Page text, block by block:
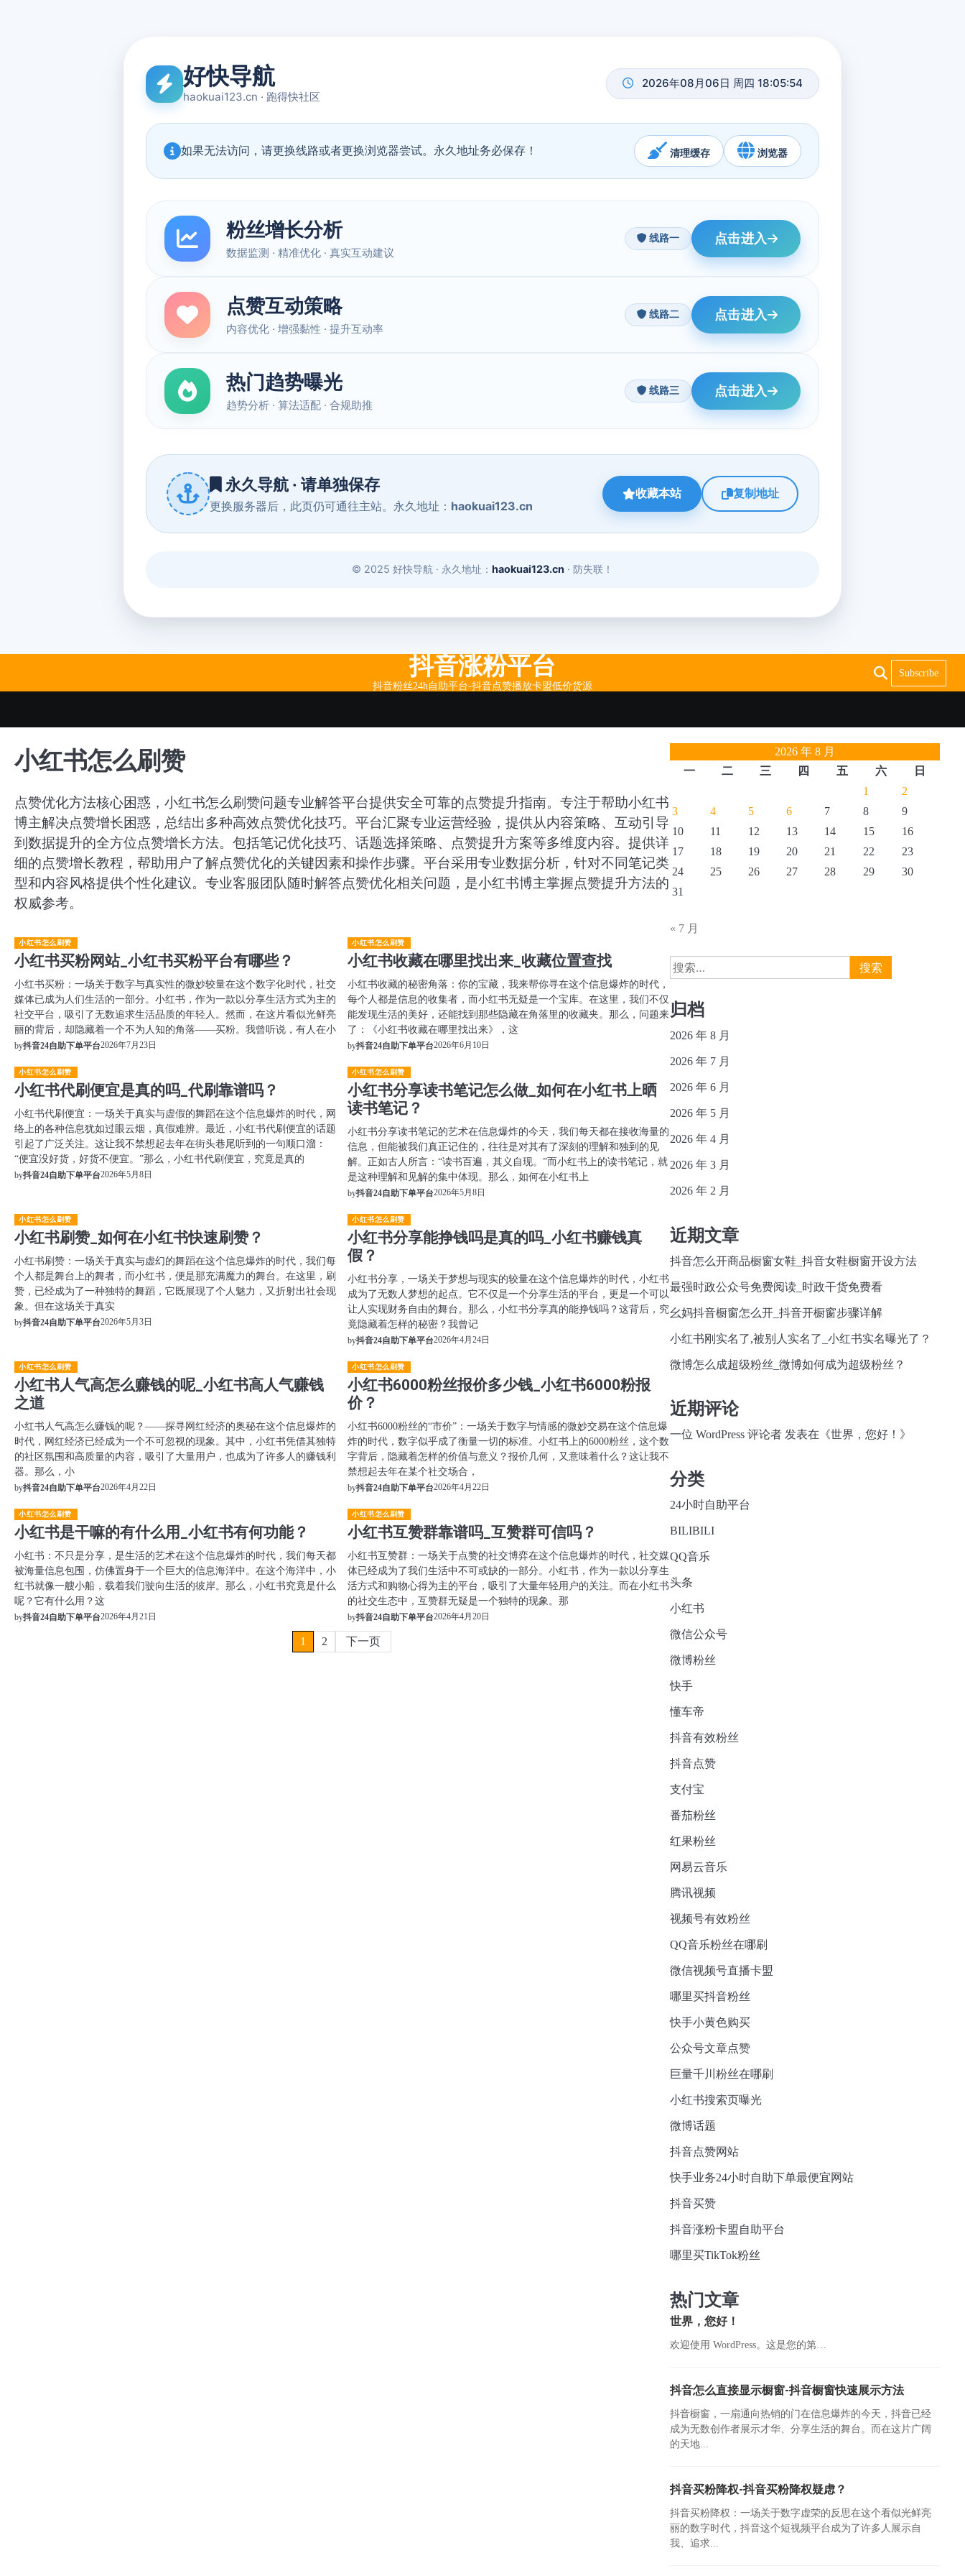
抖音涨粉平台
抖音粉丝24h自助平台-抖音点赞播放卡盟低价货源
Subscribe
小红书怎么刷赞
点赞优化方法核心困惑，小红书怎么刷赞问题专业解答平台提供安全可靠的点赞提升指南。专注于帮助小红书
博主解决点赞增长困惑，总结出多种高效点赞优化技巧。平台汇聚专业运营经验，提供从内容策略、互动引导
到数据提升的全方位点赞增长方法。包括笔记优化技巧、话题选择策略、点赞提升方案等多维度内容。提供详
细的点赞增长教程，帮助用户了解点赞优化的关键因素和操作步骤。平台采用专业数据分析，针对不同笔记类
型和内容风格提供个性化建议。专业客服团队随时解答点赞优化相关问题，是小红书博主掌握点赞提升方法的
权威参考。
小红书怎么刷赞
小红书买粉网站_小红书买粉平台有哪些？
小红书买粉：一场关于数字与真实性的微妙较量在这个数字化时代，社交
媒体已成为人们生活的一部分。小红书，作为一款以分享生活方式为主的
社交平台，吸引了无数追求生活品质的年轻人。然而，在这片看似光鲜亮
丽的背后，却隐藏着一个不为人知的角落——买粉。我曾听说，有人在小
by抖音24自助下单平台2026年7月23日
小红书怎么刷赞
小红书收藏在哪里找出来_收藏位置查找
小红书收藏的秘密角落：你的宝藏，我来帮你寻在这个信息爆炸的时代，
每个人都是信息的收集者，而小红书无疑是一个宝库。在这里，我们不仅
能发现生活的美好，还能找到那些隐藏在角落里的收藏夹。那么，问题来
了：《小红书收藏在哪里找出来》，这
by抖音24自助下单平台2026年6月10日
小红书怎么刷赞
小红书代刷便宜是真的吗_代刷靠谱吗？
小红书代刷便宜：一场关于真实与虚假的舞蹈在这个信息爆炸的时代，网
络上的各种信息犹如过眼云烟，真假难辨。最近，小红书代刷便宜的话题
引起了广泛关注。这让我不禁想起去年在街头巷尾听到的一句顺口溜：
“便宜没好货，好货不便宜。”那么，小红书代刷便宜，究竟是真的
by抖音24自助下单平台2026年5月8日
小红书怎么刷赞
小红书分享读书笔记怎么做_如何在小红书上晒
读书笔记？
小红书分享读书笔记的艺术在信息爆炸的今天，我们每天都在接收海量的
信息，但能被我们真正记住的，往往是对其有了深刻的理解和独到的见
解。正如古人所言：“读书百遍，其义自现。”而小红书上的读书笔记，就
是这种理解和见解的集中体现。那么，如何在小红书上
by抖音24自助下单平台2026年5月8日
小红书怎么刷赞
小红书刷赞_如何在小红书快速刷赞？
小红书刷赞：一场关于真实与虚幻的舞蹈在这个信息爆炸的时代，我们每
个人都是舞台上的舞者，而小红书，便是那充满魔力的舞台。在这里，刷
赞，已经成为了一种独特的舞蹈，它既展现了个人魅力，又折射出社会现
象。但在这场关于真实
by抖音24自助下单平台2026年5月3日
小红书怎么刷赞
小红书分享能挣钱吗是真的吗_小红书赚钱真
假？
小红书分享，一场关于梦想与现实的较量在这个信息爆炸的时代，小红书
成为了无数人梦想的起点。它不仅是一个分享生活的平台，更是一个可以
让人实现财务自由的舞台。那么，小红书分享真的能挣钱吗？这背后，究
竟隐藏着怎样的秘密？我曾记
by抖音24自助下单平台2026年4月24日
小红书怎么刷赞
小红书人气高怎么赚钱的呢_小红书高人气赚钱
之道
小红书人气高怎么赚钱的呢？——探寻网红经济的奥秘在这个信息爆炸的
时代，网红经济已经成为一个不可忽视的现象。其中，小红书凭借其独特
的社区氛围和高质量的内容，吸引了大量用户，也成为了许多人的赚钱利
器。那么，小
by抖音24自助下单平台2026年4月22日
小红书怎么刷赞
小红书6000粉丝报价多少钱_小红书6000粉报
价？
小红书6000粉丝的“市价”：一场关于数字与情感的微妙交易在这个信息爆
炸的时代，数字似乎成了衡量一切的标准。小红书上的6000粉丝，这个数
字背后，隐藏着怎样的价值与意义？报价几何，又意味着什么？这让我不
禁想起去年在某个社交场合，
by抖音24自助下单平台2026年4月22日
小红书怎么刷赞
小红书是干嘛的有什么用_小红书有何功能？
小红书：不只是分享，是生活的艺术在这个信息爆炸的时代，我们每天都
被海量信息包围，仿佛置身于一个巨大的信息海洋中。在这个海洋中，小
红书就像一艘小船，载着我们驶向生活的彼岸。那么，小红书究竟是什么
呢？它有什么用？这
by抖音24自助下单平台2026年4月21日
小红书怎么刷赞
小红书互赞群靠谱吗_互赞群可信吗？
小红书互赞群：一场关于点赞的社交博弈在这个信息爆炸的时代，社交媒
体已经成为了我们生活中不可或缺的一部分。小红书，作为一款以分享生
活方式和购物心得为主的平台，吸引了大量年轻用户的关注。而在小红书
的社交生态中，互赞群无疑是一个独特的现象。那
by抖音24自助下单平台2026年4月20日
1 2 下一页
2026 年 8 月
一
二 三 四 五 六
日
1
2
3
4 5 6 7 8
9
10
11 12 13 14 15
16
17
18 19 20 21 22
23
24
25 26 27 28 29
30
31
« 7 月
搜
索：
归档
2026 年 8 月
2026 年 7 月
2026 年 6 月
2026 年 5 月
2026 年 4 月
2026 年 3 月
2026 年 2 月
近期文章
抖音怎么开商品橱窗女鞋_抖音女鞋橱窗开设方法
最强时政公众号免费阅读_时政干货免费看
幺妈抖音橱窗怎么开_抖音开橱窗步骤详解
小红书刚实名了,被别人实名了_小红书实名曝光了？
微博怎么成超级粉丝_微博如何成为超级粉丝？
近期评论
一位 WordPress 评论者发表在《世界，您好！ 》
分类
24小时自助平台
BILIBILI
QQ音乐
头条
小红书
微信公众号
微博粉丝
快手
懂车帝
抖音有效粉丝
抖音点赞
支付宝
番茄粉丝
红果粉丝
网易云音乐
腾讯视频
视频号有效粉丝
QQ音乐粉丝在哪刷
微信视频号直播卡盟
哪里买抖音粉丝
快手小黄色购买
公众号文章点赞
巨量千川粉丝在哪刷
小红书搜索页曝光
微博话题
抖音点赞网站
快手业务24小时自助下单最便宜网站
抖音买赞
抖音涨粉卡盟自助平台
哪里买TikTok粉丝
热门文章
世界，您好！
欢迎使用 WordPress。这是您的第…
抖音怎么直接显示橱窗-抖音橱窗快速展示方法
抖音橱窗，一扇通向热销的门在信息爆炸的今天，抖音已经
成为无数创作者展示才华、分享生活的舞台。而在这片广阔
的天地...
抖音买粉降权-抖音买粉降权疑虑？
抖音买粉降权：一场关于数字虚荣的反思在这个看似光鲜亮
丽的数字时代，抖音这个短视频平台成为了许多人展示自
我、追求...